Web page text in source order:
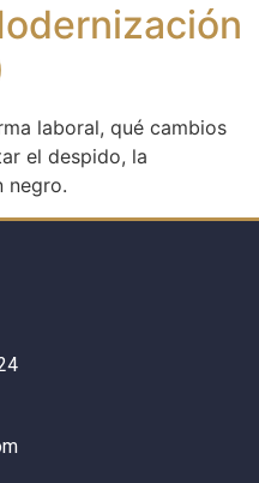
laboral, qué cambios
el despido, la
negro.